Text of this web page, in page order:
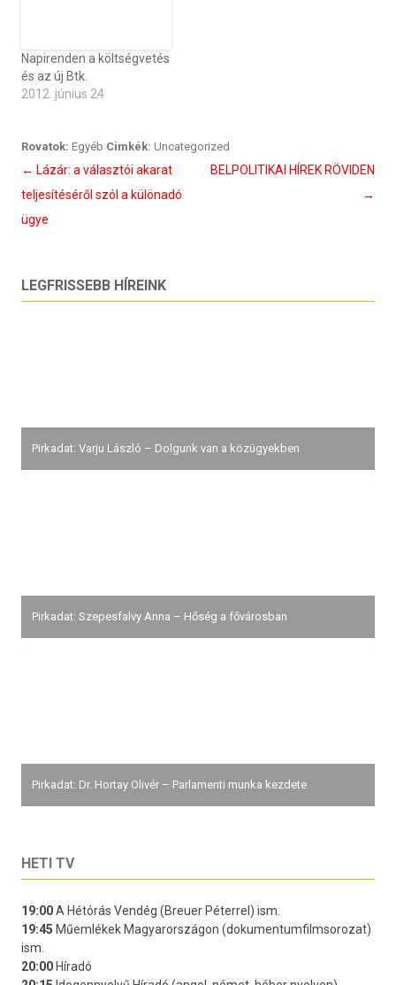
Napirenden a költségvetés
és az új Btk.
2012. június 24
Rovatok: Egyéb Cimkék: Uncategorized
Bejegyzés
navigáció
← Lázár: a választói akarat
teljesítéséről szól a különadó
ügye
BELPOLITIKAI HÍREK RÖVIDEN
→
LEGFRISSEBB HÍREINK
Pirkadat: Varju László – Dolgunk van a közügyekben
Pirkadat: Szepesfalvy Anna – Hőség a fővárosban
Pirkadat: Dr. Hortay Olivér – Parlamenti munka kezdete
HETI TV